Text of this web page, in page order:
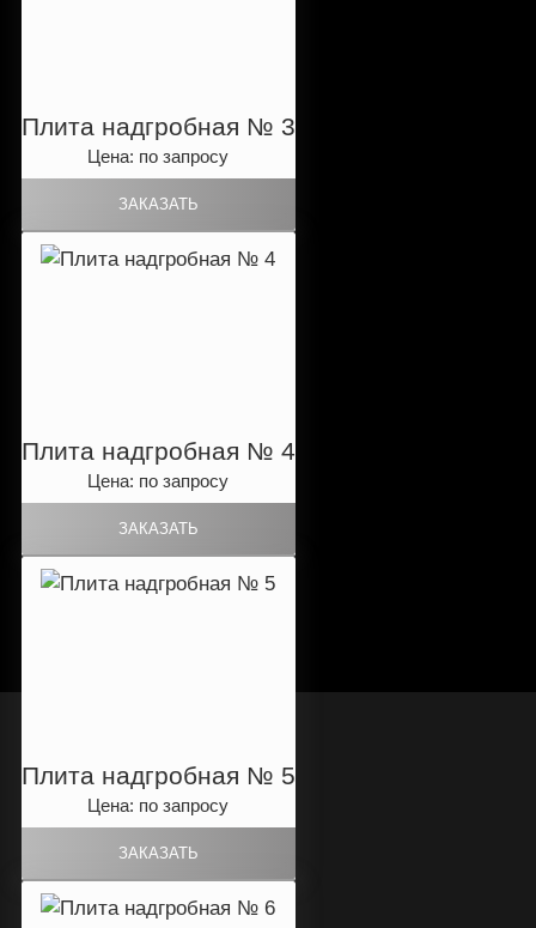
Плита надгробная № 3
Цена: по запросу
Плита надгробная № 4
Цена: по запросу
Плита надгробная № 5
Цена: по запросу